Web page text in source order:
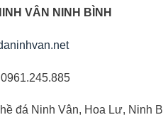
VÂN NINH BÌNH
đá Ninh Vân, Hoa Lư, Ninh